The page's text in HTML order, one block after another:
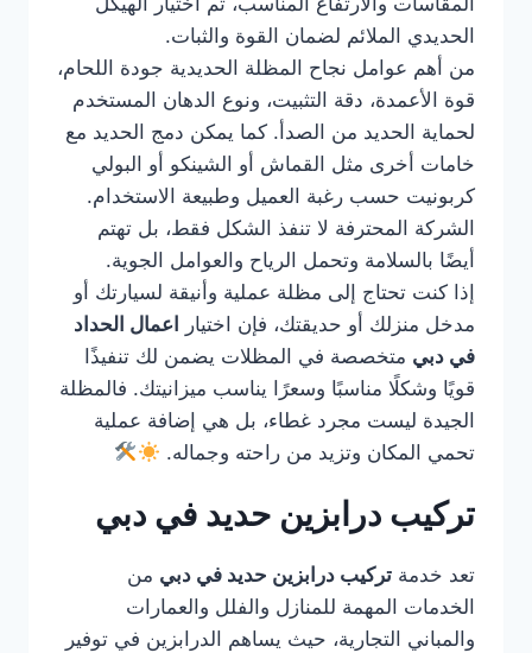
الحديدي الملائم لضمان القوة والثبات.
من أهم عوامل نجاح المظلة الحديدية جودة اللحام،
قوة الأعمدة، دقة التثبيت، ونوع الدهان المستخدم
لحماية الحديد من الصدأ. كما يمكن دمج الحديد مع
خامات أخرى مثل القماش أو الشينكو أو البولي
كربونيت حسب رغبة العميل وطبيعة الاستخدام.
الشركة المحترفة لا تنفذ الشكل فقط، بل تهتم
أيضًا بالسلامة وتحمل الرياح والعوامل الجوية.
إذا كنت تحتاج إلى مظلة عملية وأنيقة لسيارتك أو
مدخل منزلك أو حديقتك، فإن اختيار
اعمال الحداد
في دبي متخصصة في المظلات يضمن لك تنفيذًا
قويًا وشكلًا مناسبًا وسعرًا يناسب ميزانيتك. فالمظلة
الجيدة ليست مجرد غطاء، بل هي إضافة عملية
تحمي المكان وتزيد من راحته وجماله.
تركيب درابزين حديد في دبي
تعد خدمة تركيب درابزين حديد في دبي من
الخدمات المهمة للمنازل والفلل والعمارات
والمباني التجارية، حيث يساهم الدرابزين في توفير